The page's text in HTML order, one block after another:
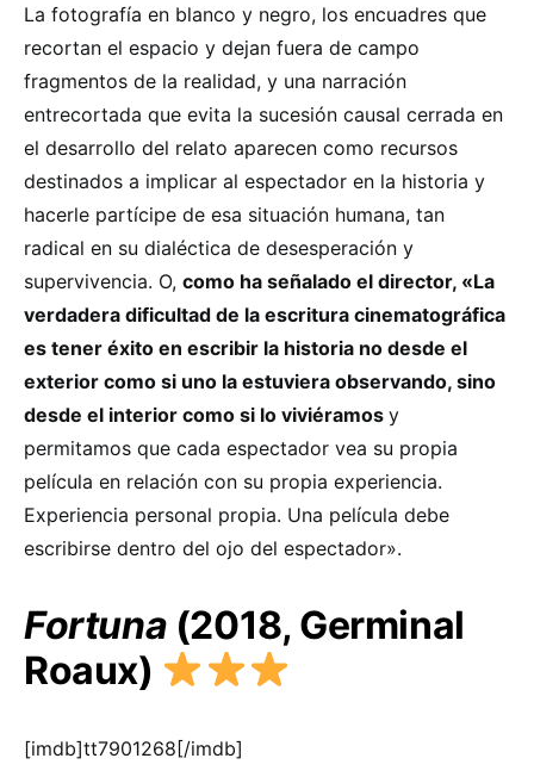
La fotografía en blanco y negro, los encuadres que
recortan el espacio y dejan fuera de campo
fragmentos de la realidad, y una narración
entrecortada que evita la sucesión causal cerrada en
el desarrollo del relato aparecen como recursos
destinados a implicar al espectador en la historia y
hacerle partícipe de esa situación humana, tan
radical en su dialéctica de desesperación y
supervivencia. O, como ha señalado el director, «La
verdadera dificultad de la escritura cinematográfica
es tener éxito en escribir la historia no desde el
exterior como si uno la estuviera observando, sino
desde el interior como si lo viviéramos y
permitamos que cada espectador vea su propia
película en relación con su propia experiencia.
Experiencia personal propia. Una película debe
escribirse dentro del ojo del espectador».
Fortuna (2018, Germinal
Roaux)
[imdb]tt7901268[/imdb]